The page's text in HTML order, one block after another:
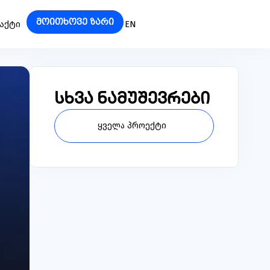
მოითხოვე ზარი EN
სხვა ნამუშევრები
ყველა პროექტი